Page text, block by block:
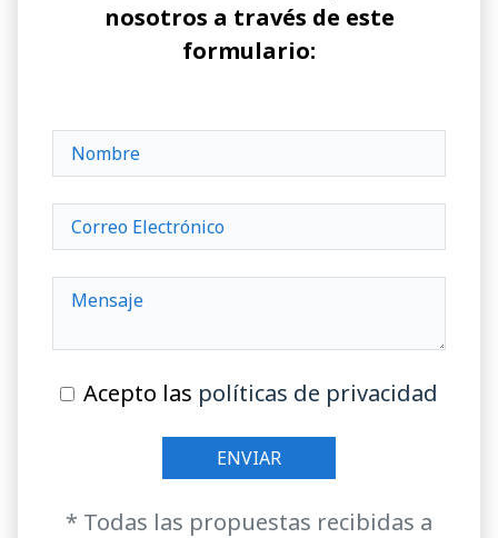
nosotros a través de este
formulario:
Acepto las políticas de privacidad
* Todas las propuestas recibidas a